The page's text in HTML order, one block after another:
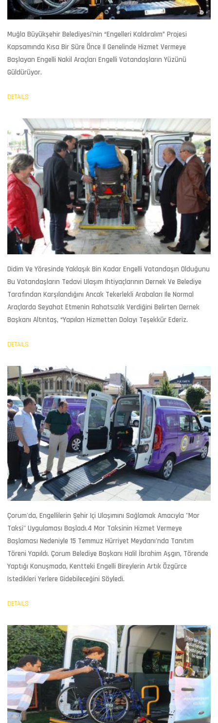
Muğla Büyükşehir Belediyesi’nin “Engelleri Kaldıralım” Projesi
Kapsamında Kısa Bir Süre Önce Il Genelinde Hizmet Vermeye
Başlayan Engelli Nakil Araçları Engelli Vatandaşların Yüzünü
Güldürüyor.
DETAILS
Didim Ve Yöresinde Yaklaşık Bin Kadar Engelli Vatandaşın Olduğunu
Bu Vatandaşların Tedavi Ulaşım Ihtiyaçlarının Dernek Ve Belediye
Tarafından Karşılandığını Ancak Tekerlekli Arabaları Ile Normal
Araçlarda Seyahat Etmenin Rahatsızlık Verdiğini Belirten Dernek
Başkanı Altıntaş, “Yapılan Hizmetten Dolayı Teşekkür Ederiz.
DETAILS
Çorum'da, Engellilerin Şehir Içi Ulaşımını Sağlamak Amacıyla "Mor
Taksi" Uygulaması Başladı.4 Mor Taksinin Hizmet Vermeye
Başlaması Nedeniyle 15 Temmuz Hürriyet Meydanı'nda Tanıtım
Töreni Yapıldı. Çorum Belediye Başkanı Halil İbrahim Aşgın, Törende
Yaptığı Konuşmada, Kentteki Engelli BireylerIn Artık Özgürce
Istedikleri Yerlere Gidebileceğini Söyledi.
DETAILS